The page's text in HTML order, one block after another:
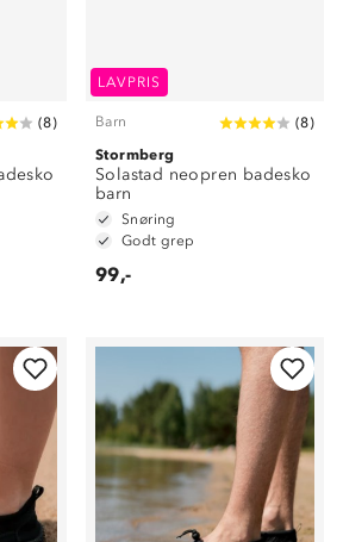
(8)
LAVPRIS
Barn (8)
Stormberg
Solastad neopren badesko
barn
Snøring
Godt grep
99,-